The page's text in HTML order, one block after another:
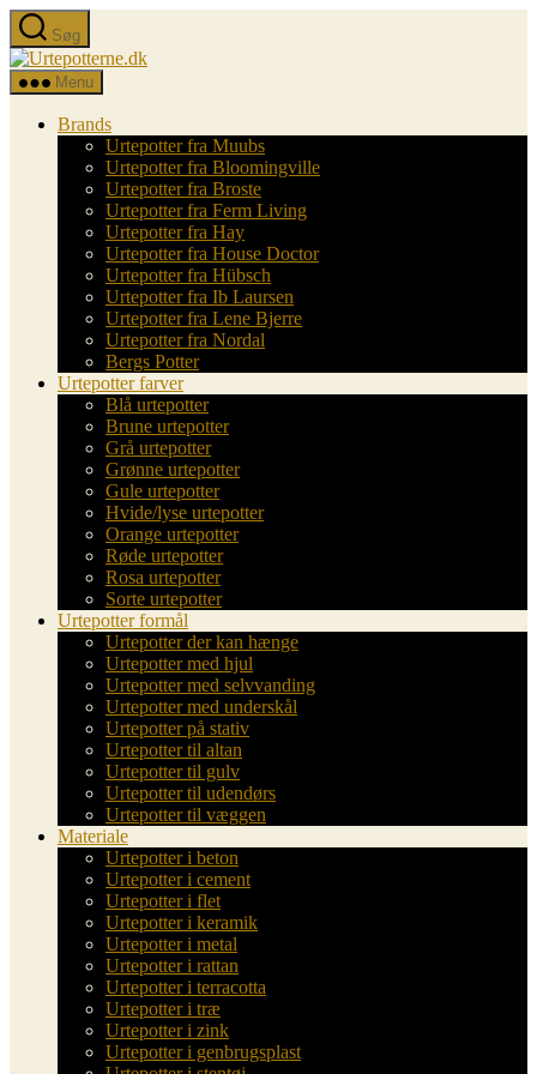
Spring
til
indholdet
Søg
Urtepotterne.dk
Menu
Brands
Urtepotter fra Muubs
Urtepotter fra Bloomingville
Urtepotter fra Broste
Urtepotter fra Ferm Living
Urtepotter fra Hay
Urtepotter fra House Doctor
Urtepotter fra Hübsch
Urtepotter fra Ib Laursen
Urtepotter fra Lene Bjerre
Urtepotter fra Nordal
Bergs Potter
Urtepotter farver
Blå urtepotter
Brune urtepotter
Grå urtepotter
Grønne urtepotter
Gule urtepotter
Hvide/lyse urtepotter
Orange urtepotter
Røde urtepotter
Rosa urtepotter
Sorte urtepotter
Urtepotter formål
Urtepotter der kan hænge
Urtepotter med hjul
Urtepotter med selvvanding
Urtepotter med underskål
Urtepotter på stativ
Urtepotter til altan
Urtepotter til gulv
Urtepotter til udendørs
Urtepotter til væggen
Materiale
Urtepotter i beton
Urtepotter i cement
Urtepotter i flet
Urtepotter i keramik
Urtepotter i metal
Urtepotter i rattan
Urtepotter i terracotta
Urtepotter i træ
Urtepotter i zink
Urtepotter i genbrugsplast